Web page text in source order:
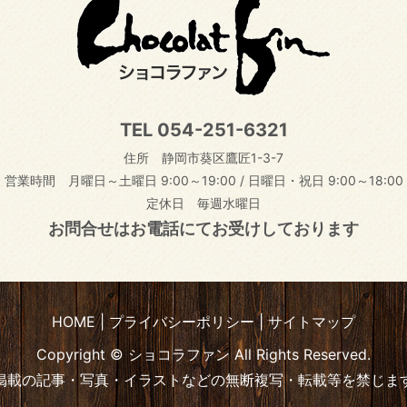
TEL 054-251-6321
住所 静岡市葵区鷹匠1-3-7
営業時間 月曜日～土曜日 9:00～19:00 / 日曜日・祝日 9:00～18:00
定休日 毎週水曜日
お問合せはお電話にてお受けしております
HOME プライバシーポリシー
サイトマップ
Copyright © ショコラファン All Rights Reserved.
載の記事・写真・イラストなどの無断複写・転載等を禁じま